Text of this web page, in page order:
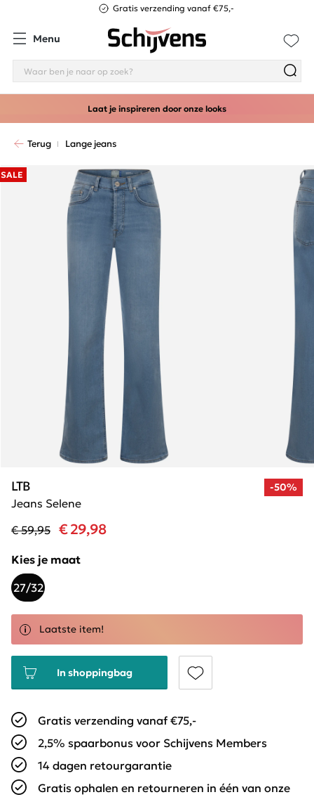
Gratis verzending vanaf €75,-
Menu
Laat je inspireren door onze looks
Terug Lange jeans
SALE
-50%
Jeans Selene
LTB
€ 59,95 € 29,98
Kies je maat
27/32
Laatste item!
In shoppingbag
Gratis verzending vanaf €75,-
2,5% spaarbonus voor Schijvens Members
14 dagen retourgarantie
Gratis ophalen en retourneren in één van onze